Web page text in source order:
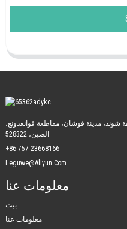
شوند، مدينة فوشان، مقاطعة قوانغدونغ،
الصين، 528322
+86-757-23668166
Leguwe@aliyun.com
معلومات عنا
بيت
معلومات عنا